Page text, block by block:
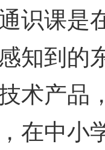
课是
知到的
术产品
在中小